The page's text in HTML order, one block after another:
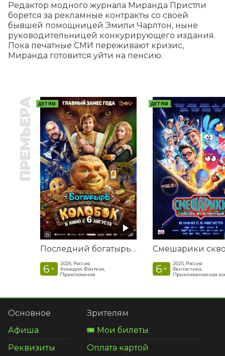
Редактор модного журнала Миранда Пристли
борется за рекламные контракты со своей
бывшей помощницей Эмили Чарлтон, ныне
руководительницей конкурирующего издания.
Пока печатные СМИ переживают кризис,
Миранда готовится уйти на пенсию.
ПРЕМЬЕРА ДЕТЯМ
Последний богатырь. Колобок
6 +
2026, Россия
Комедия, Фэнтези,
Приключения
ДЕТЯМ
6 +
2025, Россия
Фантастика,
Приключенческая
Основное
Афиша
Реквизиты
Зрителям
🎟️ Мои билеты
Оплата картой